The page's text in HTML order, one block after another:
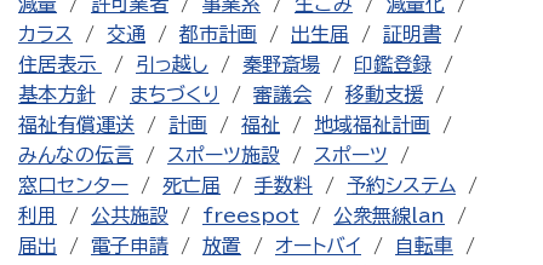
カラス
交通 都市計画 出生届
証明書
住居表示
引っ越し 秦野斎場
印鑑登録
基本方針
まちづくり 審議会
移動支援
福祉有償運送
計画 福祉
地域福祉計画
みんなの伝言
スポーツ施設
スポーツ
窓口センター
死亡届 手数料
予約システム
利用
公共施設 freespot
公衆無線lan
届出
電子申請 放置 オートバイ
自転車